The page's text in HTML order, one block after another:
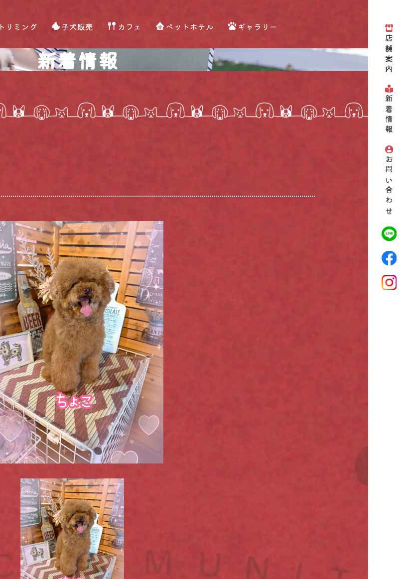
トリミング 子犬販売 カフェ ペットホテル ギャラリー
店舗案内
新着情報
お問い合わせ
新着情報